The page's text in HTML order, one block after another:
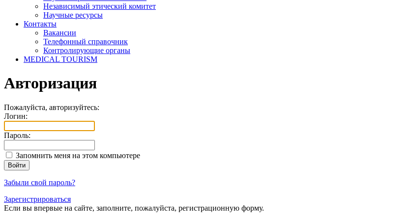
Независимый этический комитет
Научные ресурсы
Контакты
Вакансии
Телефонный справочник
Контролирующие органы
MEDICAL TOURISM
Авторизация
Пожалуйста, авторизуйтесь:
Логин:
Пароль:
Запомнить меня на этом компьютере
Забыли свой пароль?
Зарегистрироваться
Если вы впервые на сайте, заполните, пожалуйста, регистрационную форму.